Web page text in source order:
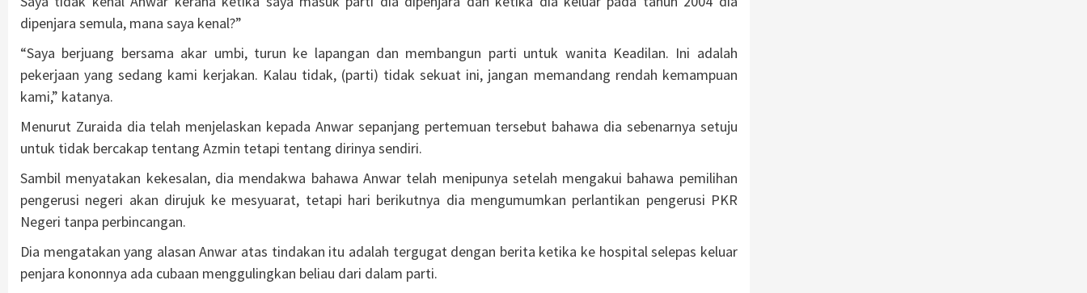
dipenjara semula, mana saya kenal?”
“Saya berjuang bersama akar umbi, turun ke lapangan dan membangun parti untuk wanita Keadilan. Ini adalah
pekerjaan yang sedang kami kerjakan. Kalau tidak, (parti) tidak sekuat ini, jangan memandang rendah kemampuan
kami,” katanya.
Menurut Zuraida dia telah menjelaskan kepada Anwar sepanjang pertemuan tersebut bahawa dia sebenarnya setuju
untuk tidak bercakap tentang Azmin tetapi tentang dirinya sendiri.
Sambil menyatakan kekesalan, dia mendakwa bahawa Anwar telah menipunya setelah mengakui bahawa pemilihan
pengerusi negeri akan dirujuk ke mesyuarat, tetapi hari berikutnya dia mengumumkan perlantikan pengerusi PKR
Negeri tanpa perbincangan.
Dia mengatakan yang alasan Anwar atas tindakan itu adalah tergugat dengan berita ketika ke hospital selepas keluar
penjara kononnya ada cubaan menggulingkan beliau dari dalam parti.